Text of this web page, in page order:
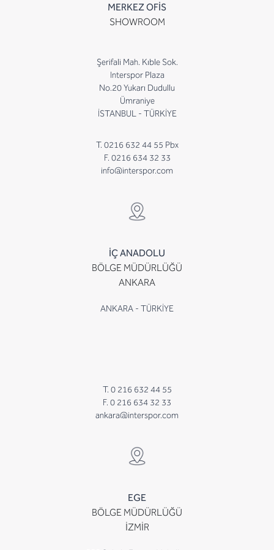
MERKEZ OFİS
SHOWROOM
Şerifali Mah. Kıble Sok.
Interspor Plaza
No.20 Yukarı Dudullu
Ümraniye
İSTANBUL - TÜRKİYE
T. 0216 632 44 55 Pbx
F. 0216 634 32 33
info@interspor.com
İÇ ANADOLU
BÖLGE MÜDÜRLÜĞÜ
ANKARA
ANKARA - TÜRKİYE
T. 0 216 632 44 55
F. 0 216 634 32 33
ankara@interspor.com
EGE
BÖLGE MÜDÜRLÜĞÜ
İZMİR